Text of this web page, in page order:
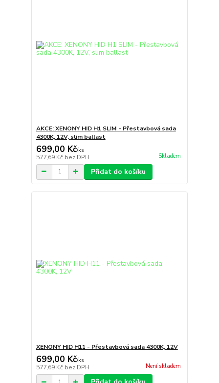
AKCE: XENONY HID H1 SLIM - Přestavbová sada
4300K, 12V, slim ballast
699,00 Kč/ks
577,69 Kč bez DPH Skladem
Přidat do košíku
XENONY HID H11 - Přestavbová sada 4300K, 12V
699,00 Kč/ks
577,69 Kč bez DPH Není skladem